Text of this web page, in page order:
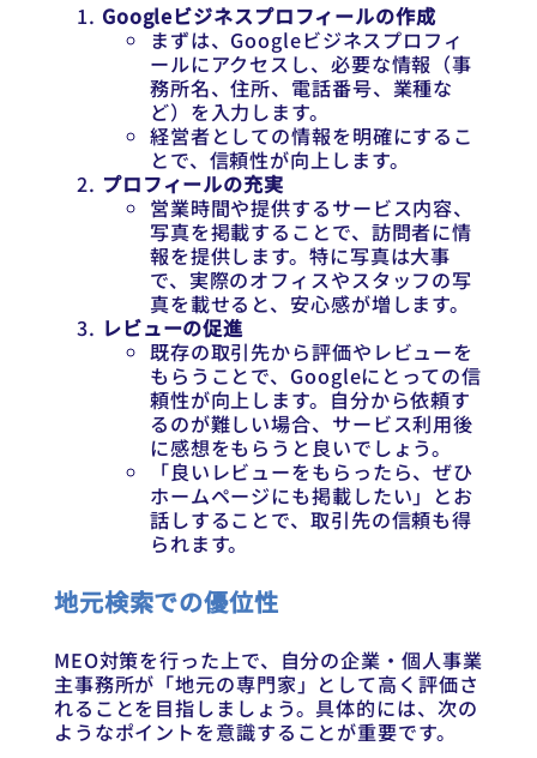
Googleビジネスプロフィールの作成
まずは、Googleビジネスプロフィ
ールにアクセスし、必要な情報（事
務所名、住所、電話番号、業種な
ど）を入力します。
経営者としての情報を明確にするこ
とで、信頼性が向上します。
プロフィールの充実
営業時間や提供するサービス内容、
写真を掲載することで、訪問者に情
報を提供します。特に写真は大事
で、実際のオフィスやスタッフの写
真を載せると、安心感が増します。
レビューの促進
既存の取引先から評価やレビューを
もらうことで、Googleにとっての信
頼性が向上します。自分から依頼す
るのが難しい場合、サービス利用後
に感想をもらうと良いでしょう。
「良いレビューをもらったら、ぜひ
ホームページにも掲載したい」とお
話しすることで、取引先の信頼も得
られます。
地元検索での優位性
MEO対策を行った上で、自分の企業・個人事業
主事務所が「地元の専門家」として高く評価さ
れることを目指しましょう。具体的には、次の
ようなポイントを意識することが重要です。